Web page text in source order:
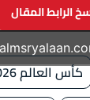
كأس العالم 2026